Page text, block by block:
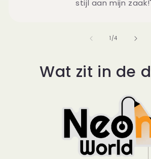
stijl aan mijn zaak!"
1 /van
4
Wat zit in de